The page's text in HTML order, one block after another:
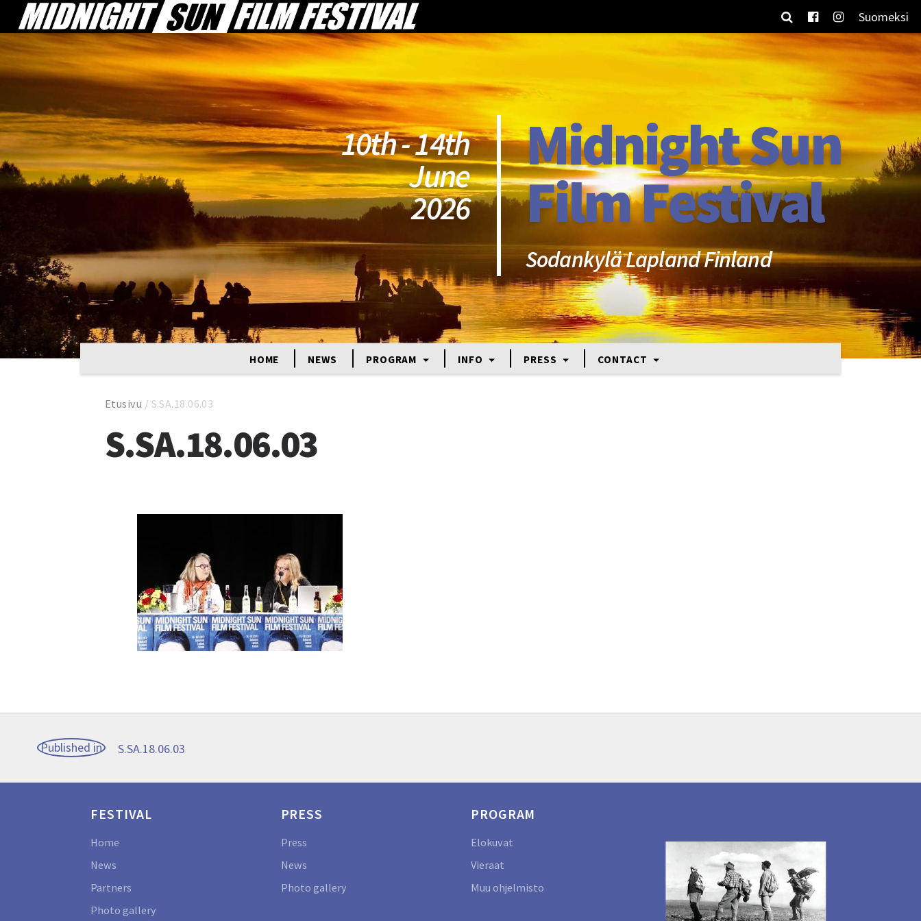
Suomeksi
10th - 14th
June
2026
Midnight Sun
Film Festival
Sodankylä Lapland Finland
HOME NEWS PROGRAM INFO PRESS CONTACT
Etusivu / S.SA.18.06.03
S.SA.18.06.03
Post
navigation
Published in S.SA.18.06.03
FESTIVAL
Home
News
Partners
Photo gallery
PRESS
Press
News
Photo gallery
PROGRAM
Elokuvat
Vieraat
Muu ohjelmisto